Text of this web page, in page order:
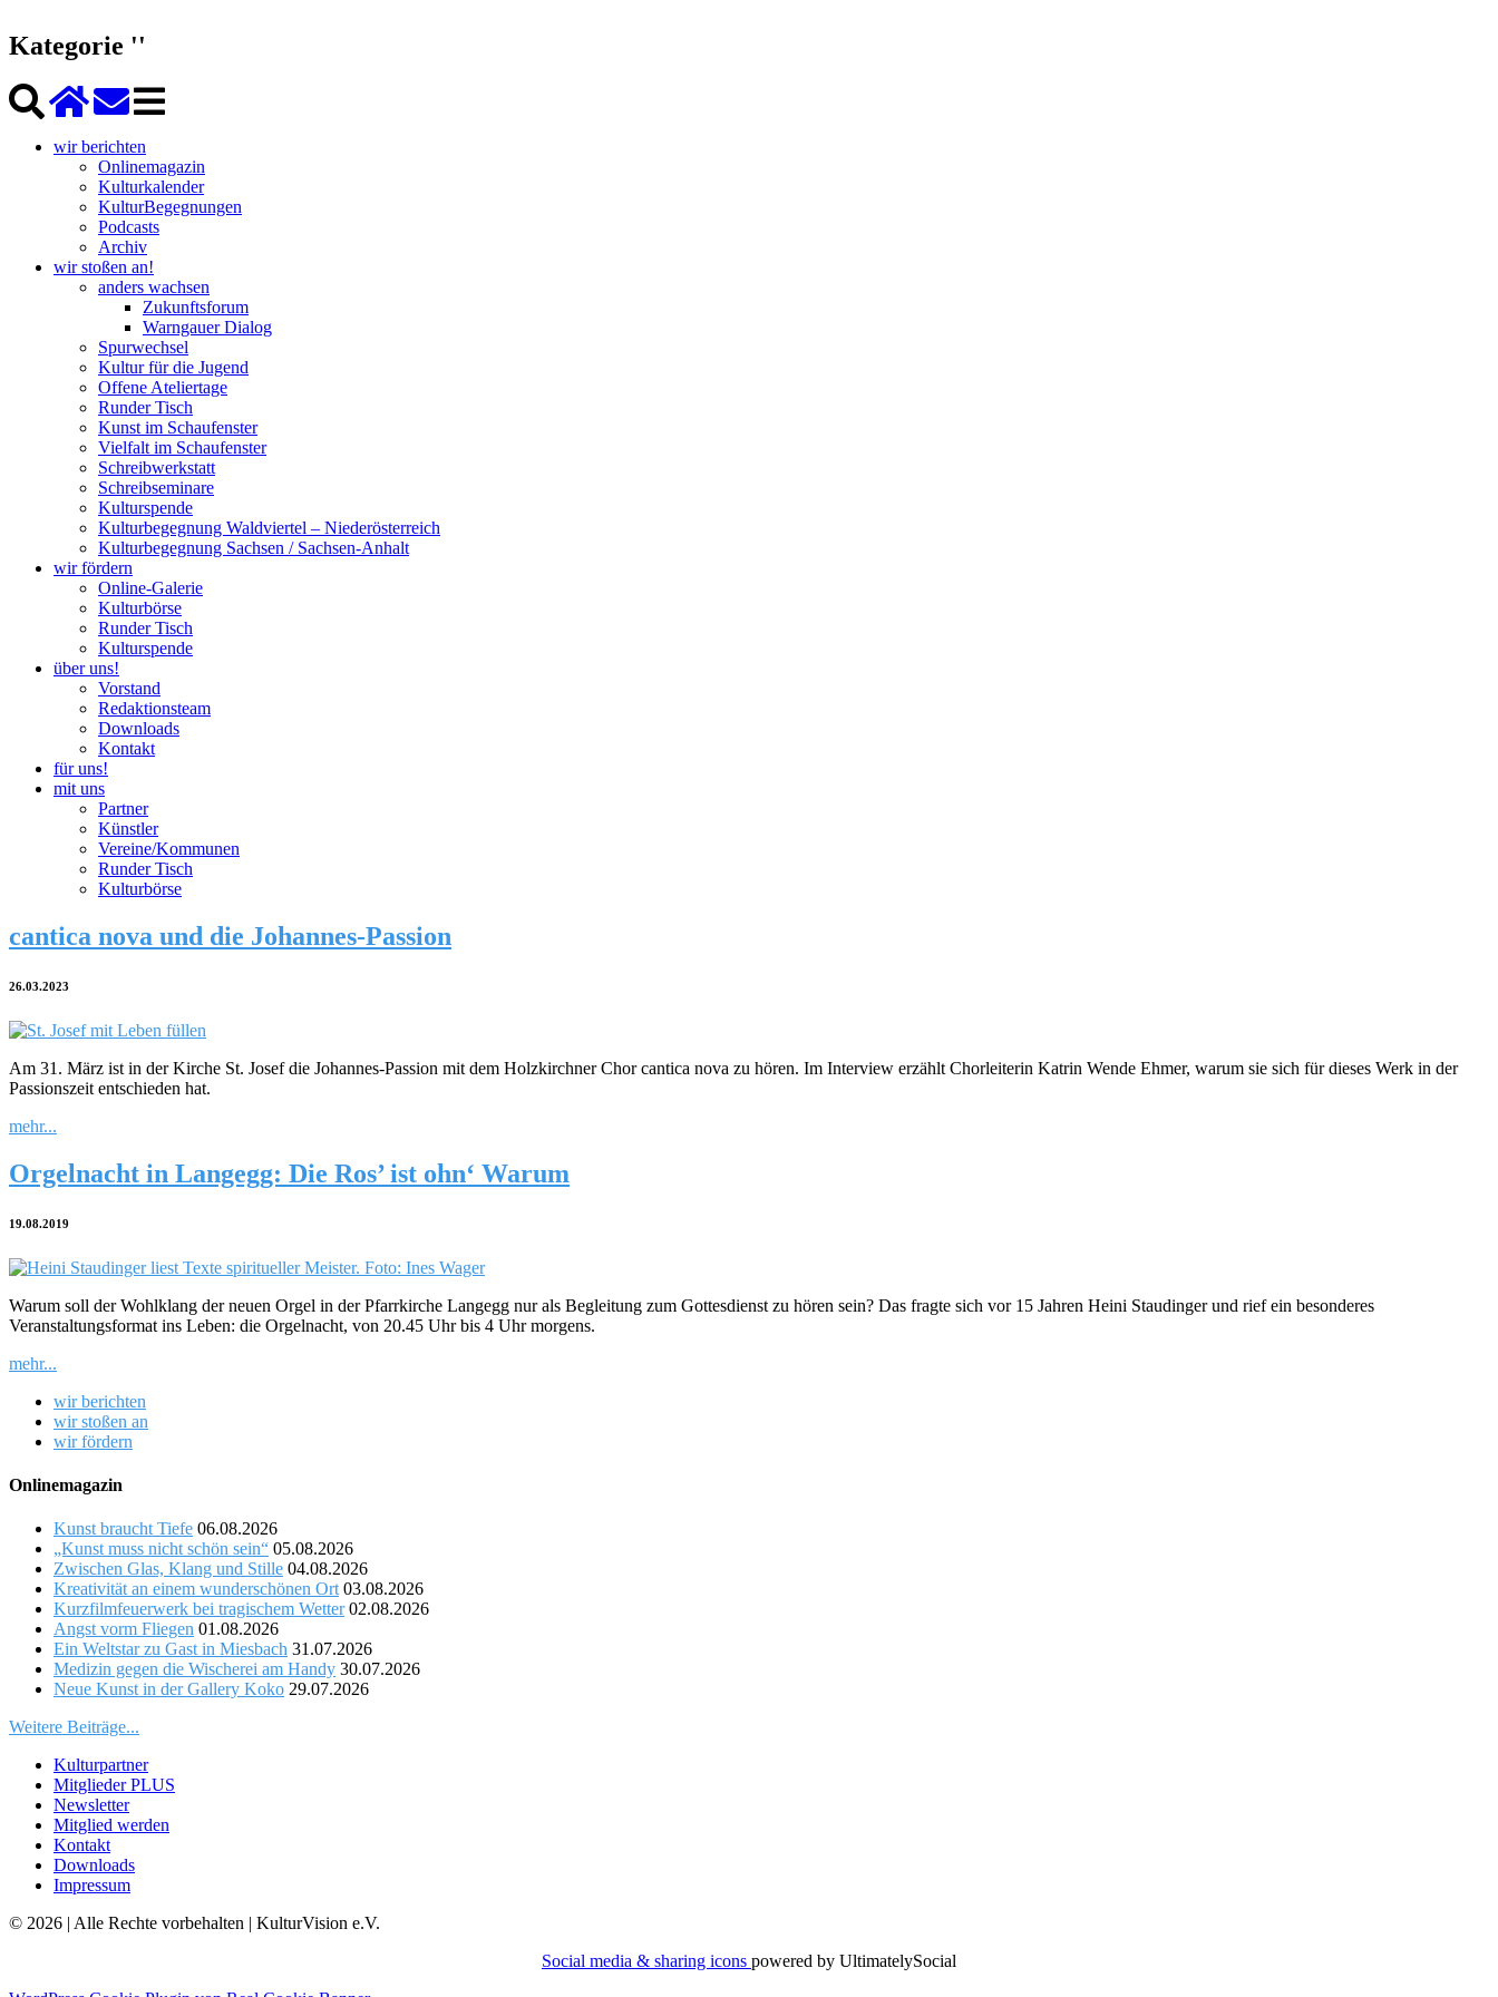
Kategorie ''
wir berichten
Onlinemagazin
Kulturkalender
KulturBegegnungen
Podcasts
Archiv
wir stoßen an!
anders wachsen
Zukunftsforum
Warngauer Dialog
Spurwechsel
Kultur für die Jugend
Offene Ateliertage
Runder Tisch
Kunst im Schaufenster
Vielfalt im Schaufenster
Schreibwerkstatt
Schreibseminare
Kulturspende
Kulturbegegnung Waldviertel – Niederösterreich
Kulturbegegnung Sachsen / Sachsen-Anhalt
wir fördern
Online-Galerie
Kulturbörse
Runder Tisch
Kulturspende
über uns!
Vorstand
Redaktionsteam
Downloads
Kontakt
für uns!
mit uns
Partner
Künstler
Vereine/Kommunen
Runder Tisch
Kulturbörse
cantica nova und die Johannes-Passion
26.03.2023
Am 31. März ist in der Kirche St. Josef die Johannes-Passion mit dem Holzkirchner Chor cantica nova zu hören. Im Interview erzählt Chorleiterin Katrin Wende Ehmer, warum sie sich für dieses Werk in der
Passionszeit entschieden hat.
mehr...
Orgelnacht in Langegg: Die Ros’ ist ohn‘ Warum
19.08.2019
Warum soll der Wohlklang der neuen Orgel in der Pfarrkirche Langegg nur als Begleitung zum Gottesdienst zu hören sein? Das fragte sich vor 15 Jahren Heini Staudinger und rief ein besonderes
Veranstaltungsformat ins Leben: die Orgelnacht, von 20.45 Uhr bis 4 Uhr morgens.
mehr...
wir berichten
wir stoßen an
wir fördern
Onlinemagazin
Kunst braucht Tiefe 06.08.2026
„Kunst muss nicht schön sein“ 05.08.2026
Zwischen Glas, Klang und Stille 04.08.2026
Kreativität an einem wunderschönen Ort 03.08.2026
Kurzfilmfeuerwerk bei tragischem Wetter 02.08.2026
Angst vorm Fliegen 01.08.2026
Ein Weltstar zu Gast in Miesbach 31.07.2026
Medizin gegen die Wischerei am Handy 30.07.2026
Neue Kunst in der Gallery Koko 29.07.2026
Weitere Beiträge...
Kulturpartner
Mitglieder PLUS
Newsletter
Mitglied werden
Kontakt
Downloads
Impressum
© 2026 | Alle Rechte vorbehalten | KulturVision e.V.
Social media & sharing icons powered by UltimatelySocial